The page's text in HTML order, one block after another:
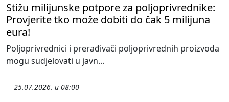
Stižu milijunske potpore za poljoprivrednike:
Provjerite tko može dobiti do čak 5 milijuna
eura!
Poljoprivrednici i prerađivači poljoprivrednih proizvoda
mogu sudjelovati u javn...
25.07.2026. u 08:00